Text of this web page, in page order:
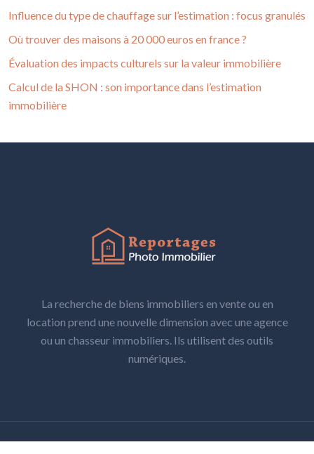
Influence du type de chauffage sur l’estimation : focus granulés
Où trouver des maisons à 20 000 euros en france ?
Évaluation des impacts culturels sur la valeur immobilière
Calcul de la SHON : son importance dans l’estimation
immobilière
La recherche de biens immobiliers en vente ou en
location prend une nouvelle dimension avec une agence
ou un chasseur immobiliers. Ils utilisent des outils
numériques.